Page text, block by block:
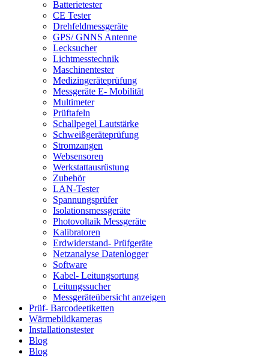
Batterietester
CE Tester
Drehfeldmessgeräte
GPS/ GNNS Antenne
Lecksucher
Lichtmesstechnik
Maschinentester
Medizingeräteprüfung
Messgeräte E- Mobilität
Multimeter
Prüftafeln
Schallpegel Lautstärke
Schweißgeräteprüfung
Stromzangen
Websensoren
Werkstattausrüstung
Zubehör
LAN-Tester
Spannungsprüfer
Isolationsmessgeräte
Photovoltaik Messgeräte
Kalibratoren
Erdwiderstand- Prüfgeräte
Netzanalyse Datenlogger
Software
Kabel- Leitungsortung
Leitungssucher
Messgeräteübersicht anzeigen
Prüf- Barcodeetiketten
Wärmebildkameras
Installationstester
Blog
Blog